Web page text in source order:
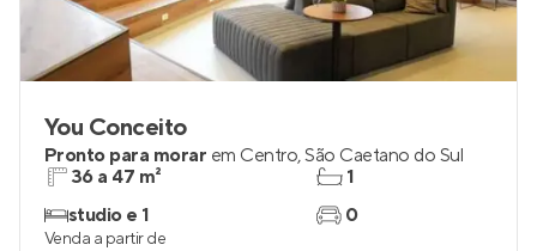
You Conceito
Pronto para morar em Centro,São Caetano do Sul
36 a 47 m²
studio e 1
1
0
Venda a partir de